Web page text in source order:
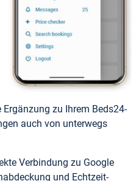
zu Ihrem Beds24-
auch von unterwegs
Verbindung zu Google
und Echtzeit-